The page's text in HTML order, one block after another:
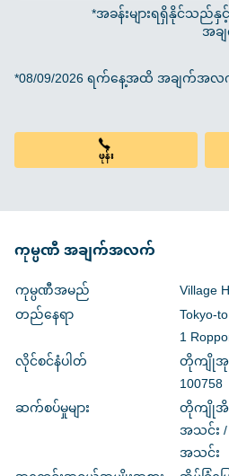
*အခန်းများရရှိနိုင်သ
အခ
*08/09/2026 ရက်နေ့အထိ အချက်အ
ဖုန်း
ကုမ္ပဏီ အချက်အလက်
ကုမ္ပဏီအမည်
Village
တည်နေရာ
Tokyo-
1
လိုင်စင်နံပါတ်
တိုကျိုအု
100758
ဆက်စပ်မှုများ
တိုကျိုအိမ်
အသင်း /
အသင်း